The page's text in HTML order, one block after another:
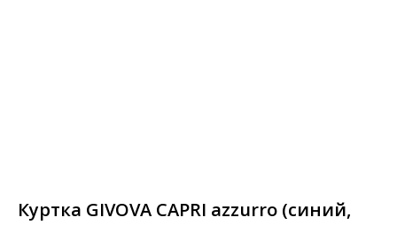
Куртка GIVOVA CAPRI azzurro (синий,